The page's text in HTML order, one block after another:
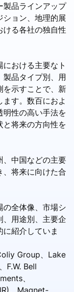
製品ラインアップ
ション、地理的展
ける各社の独自性
おける主要なト
製品タイプ別、用
を示すことで、新
す。数百におよ
明性の高い手法を
と将来の方向性を
、中国などの主要
、将来に向けた合
の全体像、市場シ
、用途別、主要企
紹介していま
Group、Lake
F.W. Bell
、
、Magnet-